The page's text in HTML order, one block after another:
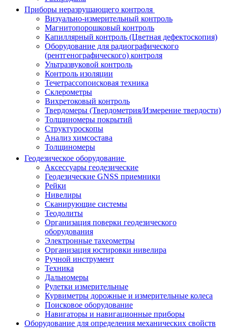
Приборы неразрушающего контроля
Визуально-измерительный контроль
Магнитопорошковый контроль
Капиллярный контроль (Цветная дефектоскопия)
Оборудование для радиографического
(рентгенографического) контроля
Ультразвуковой контроль
Контроль изоляции
Течетрассопоисковая техника
Склерометры
Вихретоковый контроль
Твердомеры (Твердометрия/Измерение твердости)
Толщиномеры покрытий
Структуроскопы
Анализ химсостава
Толщиномеры
Геодезическое оборудование
Аксессуары геодезические
Геодезические GNSS приемники
Рейки
Нивелиры
Сканирующие системы
Теодолиты
Организация поверки геодезического
оборудования
Электронные тахеометры
Организация юстировки нивелира
Ручной инструмент
Техника
Дальномеры
Рулетки измерительные
Курвиметры дорожные и измерительные колеса
Поисковое оборудование
Навигаторы и навигационные приборы
Оборудование для определения механических свойств